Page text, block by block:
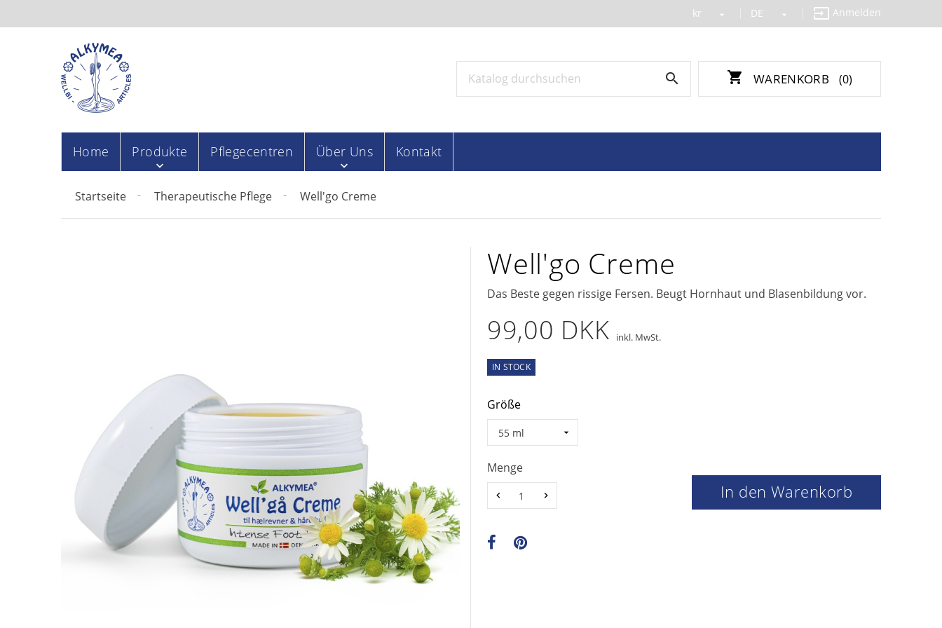
kr  DE   Anmelden
shopping_cart WARENKORB (0)

Home Produkte Pflegecentren Über Uns Kontakt
Startseite Therapeutische Pflege Well'go Creme
Well'go Creme
Das Beste gegen rissige Fersen. Beugt Hornhaut und Blasenbildung vor.
99,00 DKK inkl. MwSt.
IN STOCK
Größe
Menge
In den Warenkorb